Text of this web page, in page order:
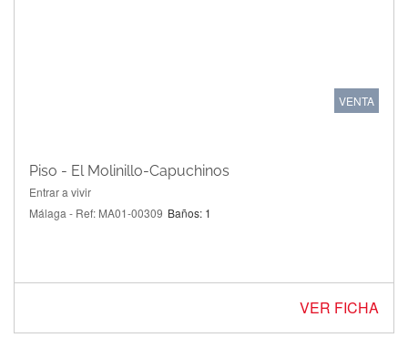
VENTA
Piso - El Molinillo-Capuchinos
Entrar a vivir
Málaga - Ref: MA01-00309 Baños: 1
VER FICHA